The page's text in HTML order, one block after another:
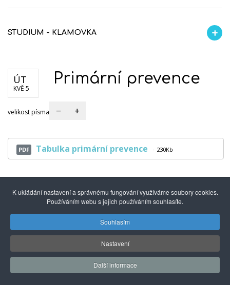
STUDIUM - KLAMOVKA
ÚT
KVĚ 5
Primární prevence
velikost písma − +
PDF Tabulka primární prevence 230Kb
Gymnázium mezinárodních a veřejných
vztahů Praha s.r.o.| Kuncova 1580, 155 00 Praha 5, +420
251 550 846 |info@gmvv.cz
Správu převzal: Agionet.cz, 2020*
K ukládání nastavení a správnému fungování využíváme soubory cookies.
Používáním webu s jejich používáním souhlasíte.
Souhlasím
Nastavení
Další informace